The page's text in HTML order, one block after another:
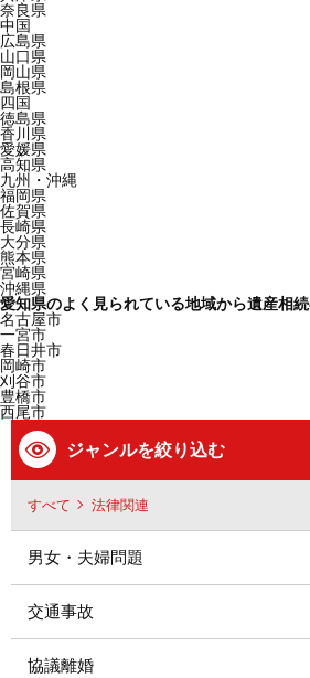
奈良県
中国
広島県
山口県
岡山県
島根県
四国
徳島県
香川県
愛媛県
高知県
九州・沖縄
福岡県
佐賀県
長崎県
大分県
熊本県
宮崎県
沖縄県
愛知県のよく見られている地域から遺産相
名古屋市
一宮市
春日井市
岡崎市
刈谷市
豊橋市
西尾市
ジャンルを絞り込む
すべて 法律関連
男女・夫婦問題
交通事故
協議離婚